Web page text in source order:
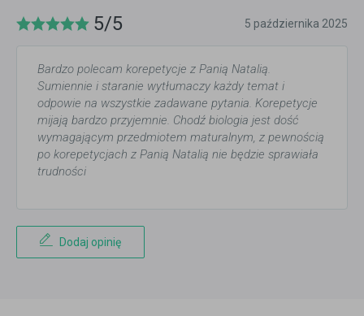
5/5 5 października 2025
Bardzo polecam korepetycje z Panią Natalią.
Sumiennie i staranie wytłumaczy każdy temat i
odpowie na wszystkie zadawane pytania. Korepetycje
mijają bardzo przyjemnie. Chodź biologia jest dość
wymagającym przedmiotem maturalnym, z pewnością
po korepetycjach z Panią Natalią nie będzie sprawiała
trudności
Dodaj opinię